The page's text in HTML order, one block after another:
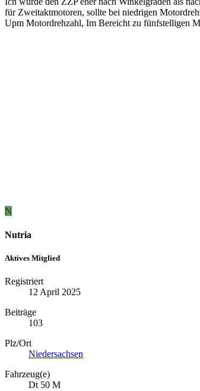
für Zweitaktmotoren, sollte bei niedrigen
Upm Motordrehzahl, Im Bereicht zu fünfstelligen
N
Nutria
Aktives Mitglied
Registriert
12 April 2025
Beiträge
103
Plz/Ort
Niedersachsen
Fahrzeug(e)
Dt 50 M